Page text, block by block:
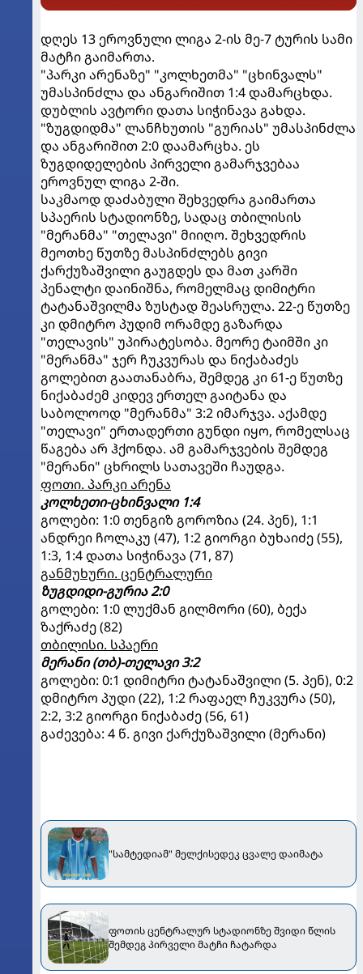
დღეს 13 ეროვნული ლიგა 2-ის მე-7 ტურის სამი
მატჩი გაიმართა.
"პარკი არენაზე" "კოლხეთმა" "ცხინვალს"
უმასპინძლა და ანგარიშით 1:4 დამარცხდა.
დუბლის ავტორი დათა სიჭინავა გახდა.
"ზუგდიდმა" ლანჩხუთის "გურიას" უმასპინძლა
და ანგარიშით 2:0 დაამარცხა. ეს
ზუგდიდელების პირველი გამარჯვებაა
ეროვნულ ლიგა 2-ში.
საკმაოდ დაძაბული შეხვედრა გაიმართა
სპაერის სტადიონზე, სადაც თბილისის
"მერანმა" "თელავი" მიიღო. შეხვედრის
მეოთხე წუთზე მასპინძლებს გივი
ქარქუზაშვილი გაუგდეს და მათ კარში
პენალტი დაინიშნა, რომელმაც დიმიტრი
ტატანაშვილმა ზუსტად შეასრულა. 22-ე წუთზე
კი დმიტრო პუდიმ ორამდე გაზარდა
"თელავის" უპირატესობა. მეორე ტაიმში კი
"მერანმა" ჯერ ჩუკვურას და ნიქაბაძეს
გოლებით გაათანაბრა, შემდეგ კი 61-ე წუთზე
ნიქაბაძემ კიდევ ერთელ გაიტანა და
საბოლოოდ "მერანმა" 3:2 იმარჯვა. აქამდე
"თელავი" ერთადერთი გუნდი იყო, რომელსაც
წაგება არ ჰქონდა. ამ გამარჯვების შემდეგ
"მერანი" ცხრილს სათავეში ჩაუდგა.
ფოთი. პარკი არენა
კოლხეთი-ცხინვალი 1:4
გოლები: 1:0 თენგიზ გოროზია (24. პენ), 1:1
ანდრეი ჩოლაკუ (47), 1:2 გიორგი ბუხაიძე (55),
1:3, 1:4 დათა სიჭინავა (71, 87)
განმუხური. ცენტრალური
ზუგდიდი-გურია 2:0
გოლები: 1:0 ლუქმან გილმორი (60), ბექა
ზაქრაძე (82)
თბილისი. სპაერი
მერანი (თბ)-თელავი 3:2
გოლები: 0:1 დიმიტრი ტატანაშვილი (5. პენ), 0:2
დმიტრო პუდი (22), 1:2 რაფაელ ჩუკვურა (50),
2:2, 3:2 გიორგი ნიქაბაძე (56, 61)
გაძევება: 4 წ. გივი ქარქუზაშვილი (მერანი)
"სამტედიამ" მელქისედეკ ცვალე დაიმატა
ფოთის ცენტრალურ სტადიონზე შვიდი წლის
შემდეგ პირველი მატჩი ჩატარდა